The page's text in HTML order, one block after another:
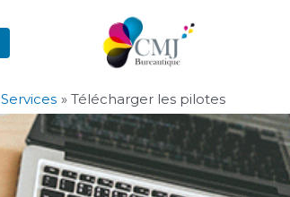
Services Télécharger les pilotes